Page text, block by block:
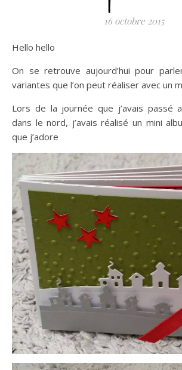
16 octobre 2015
Hello hello
On se retrouve aujourd’hui pour
variantes que l’on peut réaliser avec un
Lors de la journée que j’avais passé
dans le nord, j’avais réalisé un mini
que j’adore